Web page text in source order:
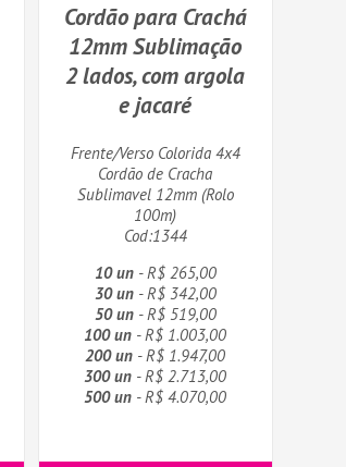
Cordão para Crachá
12mm Sublimação
2 lados, com argola
e jacaré
Frente/Verso Colorida 4x4
Cordão de Cracha
Sublimavel 12mm (Rolo
100m)
Cod:1344
10 un- R$ 265,00
30 un- R$ 342,00
50 un- R$ 519,00
100 un - R$ 1.003,00
200 un - R$ 1.947,00
300 un - R$ 2.713,00
500 un - R$ 4.070,00